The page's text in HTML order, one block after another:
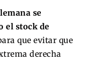
se
el stock de
que evitar que
derecha